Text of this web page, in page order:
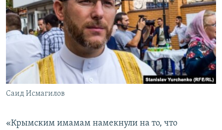
Саид Исмагилов
«Крымским имамам намекнули на то, что